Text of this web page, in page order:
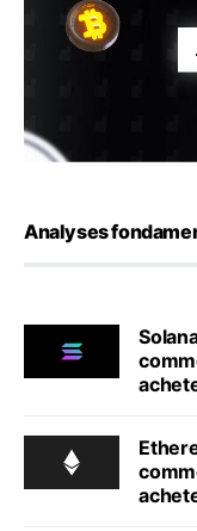
Analyses